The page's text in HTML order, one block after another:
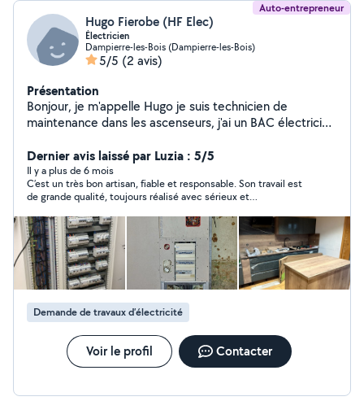
Auto-entrepreneur
Hugo Fierobe (HF Elec)
Électricien
Dampierre-les-Bois (Dampierre-les-Bois)
5/5 (2 avis)
Présentation
Bonjour, je m'appelle Hugo je suis technicien de
maintenance dans les ascenseurs, j'ai un BAC électricien
touche un peu à tout.
Dernier avis laissé par Luzia : 5/5
Il y a plus de 6 mois
C’est un très bon artisan, fiable et responsable. Son travail est
de grande qualité, toujours réalisé avec sérieux et
détails. Je suis très satisfait de son travail.
Demande de travaux d’électricité
Voir le profil Contacter